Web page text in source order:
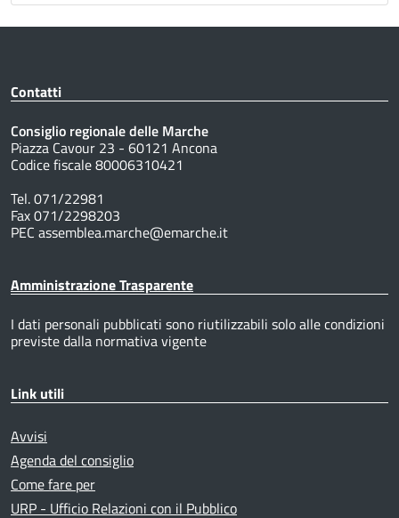
Contatti
Consiglio regionale delle Marche
Piazza Cavour 23 - 60121 Ancona
Codice fiscale 80006310421
Tel. 071/22981
Fax 071/2298203
PEC assemblea.marche@emarche.it
Amministrazione Trasparente
I dati personali pubblicati sono riutilizzabili solo alle condizioni
previste dalla normativa vigente
Link utili
Avvisi
Agenda del consiglio
Come fare per
URP - Ufficio Relazioni con il Pubblico